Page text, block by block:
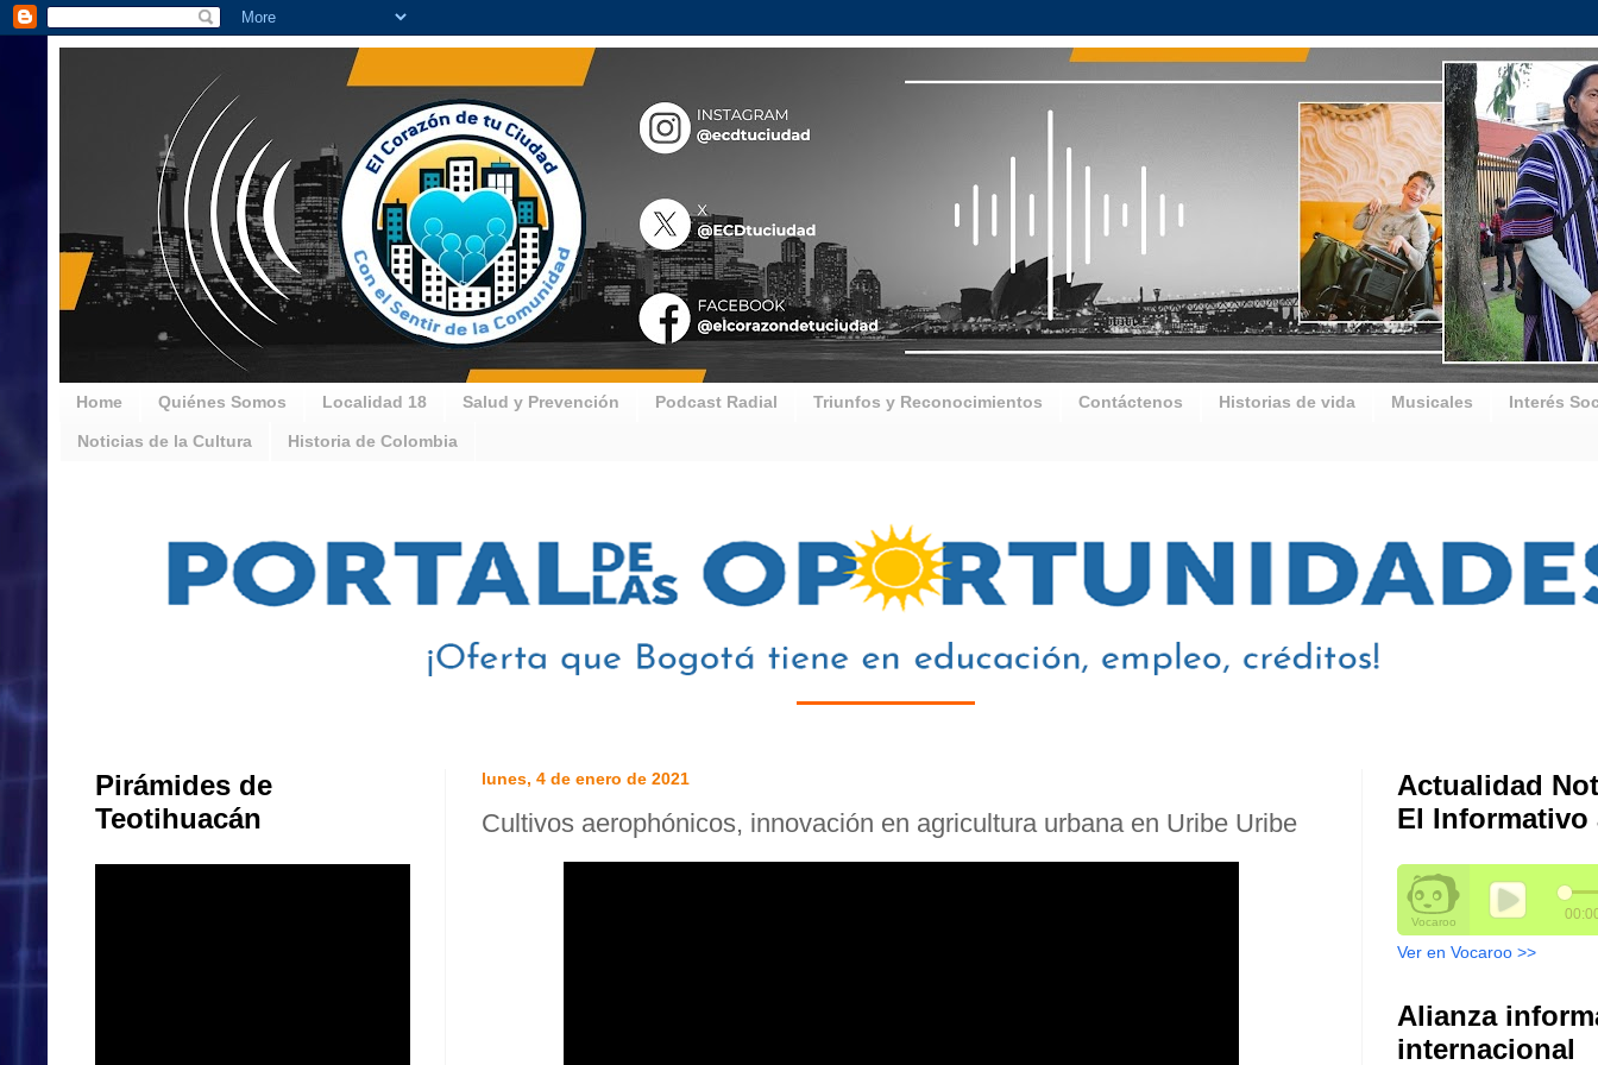
Home Quiénes Somos Localidad 18 Salud y Prevención Podcast Radial Triunfos y Reconocimientos Contáctenos Historias de vida Musicales Interés
Noticias de la Cultura Historia de Colombia
lunes, 4 de enero de 2021
Cultivos aerophónicos, innovación en agricultura urbana en Uribe Uribe
Pirámides de
Teotihuacán
Actualidad
El Informativo
Ver en Vocaroo >>
Alianza
internacional